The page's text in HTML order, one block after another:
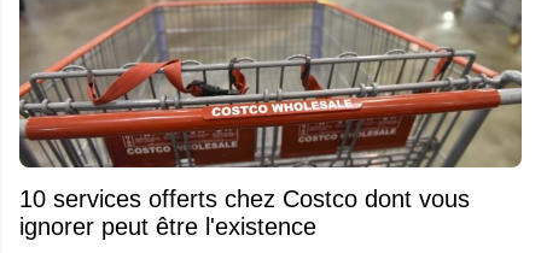
10 services offerts chez Costco dont vous
ignorer peut être l'existence